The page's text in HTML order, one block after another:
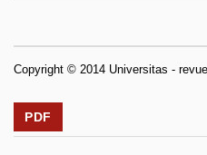
Copyright © 2014 Universitas -
PDF